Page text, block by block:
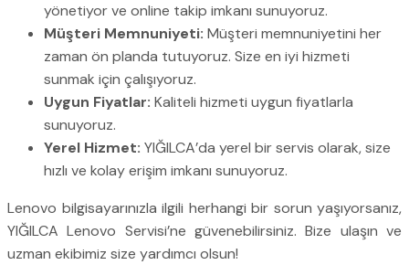
yönetiyor ve online takip imkanı sunuyoruz.
Müşteri Memnuniyeti: Müşteri memnuniyetini her
zaman ön planda tutuyoruz. Size en iyi hizmeti
sunmak için çalışıyoruz.
Uygun Fiyatlar: Kaliteli hizmeti uygun fiyatlarla
sunuyoruz.
Yerel Hizmet: YIĞILCA’da yerel bir servis olarak, size
hızlı ve kolay erişim imkanı sunuyoruz.
Lenovo bilgisayarınızla ilgili herhangi bir sorun yaşıyorsanız,
YIĞILCA Lenovo Servisi’ne güvenebilirsiniz. Bize ulaşın ve
uzman ekibimiz size yardımcı olsun!